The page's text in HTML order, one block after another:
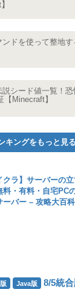
ンドを使って整地
説シード値一覧！
【Minecraft】
キングをもっと見る
クラ】サーバーの
料・有料・自宅PC
ーバー – 攻略大百科
Java版
8/5統